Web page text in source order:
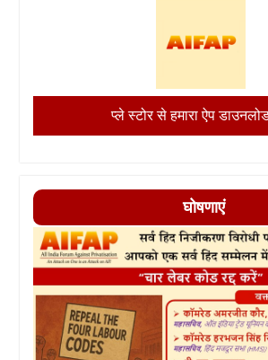
प्ले स्टोर से हमारा ऐप
घोषणाएं